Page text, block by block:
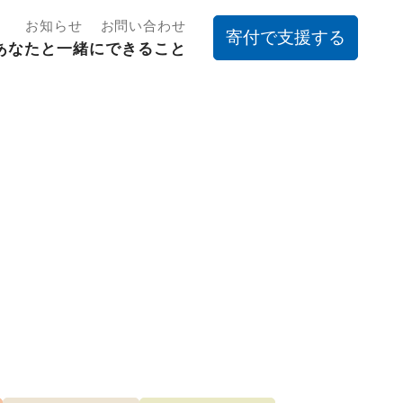
お知らせ お問い合わせ
なたと一緒にできること
寄付で支援する